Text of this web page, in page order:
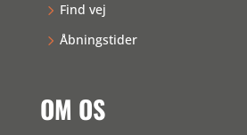
Find vej
Åbningstider
OM OS